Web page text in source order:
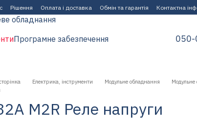
Рішення Оплата і доставка Обмін та гарантія Контактна
обладнання
Програмне забезпечення
Електрика, інструменти Модульне обладнання
M2R Реле напруги